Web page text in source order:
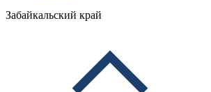
Забайкальский край